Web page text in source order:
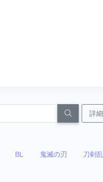
詳
BL 鬼滅の刃 刀剣